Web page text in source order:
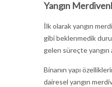
Yangın
İlk olarak yangın
gibi beklenmedik
gelen süreçte yangın
Binanın yapı
dairesel yangın